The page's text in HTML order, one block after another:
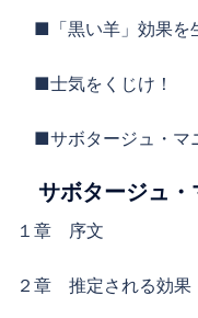
■「黒い羊」効果を
■士気をくじけ！
■サボタージュ・マ
サボタージュ・
１章 序文
２章 推定される効果